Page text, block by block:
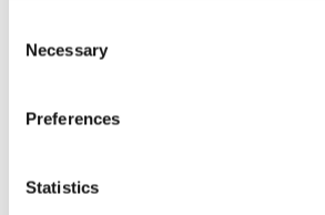
Necessary
Preferences
Statistics
Ogólnie rzecz biorąc, najlepszy